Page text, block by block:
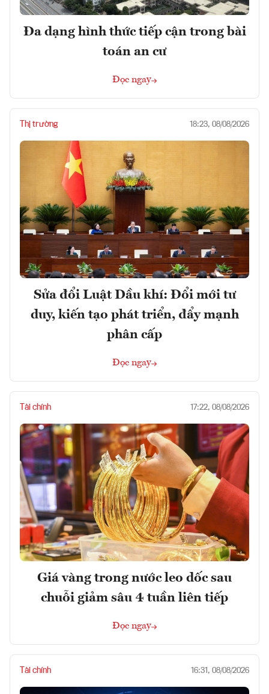
Đa dạng hình thức tiếp cận trong bài
toán an cư
Đọc ngay
Thị trường 18:23, 08/08/2026
Sửa đổi Luật Dầu khí: Đổi mới tư
duy, kiến tạo phát triển, đẩy mạnh
phân cấp
Đọc ngay
Tài chính 17:22, 08/08/2026
Giá vàng trong nước leo dốc sau
chuỗi giảm sâu 4 tuần liên tiếp
Đọc ngay
Tài chính 16:31, 08/08/2026